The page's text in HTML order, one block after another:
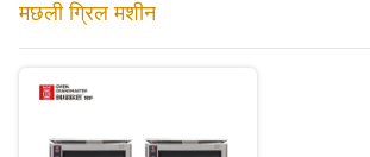
मछली ग्रिल मशीन